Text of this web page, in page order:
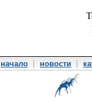
начало новости